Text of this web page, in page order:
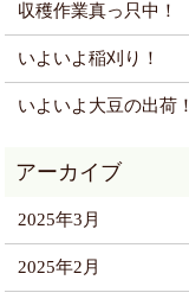
収穫作業真っ只中！
いよいよ稲刈り！
いよいよ大豆の出荷！
2025年3月
2025年2月